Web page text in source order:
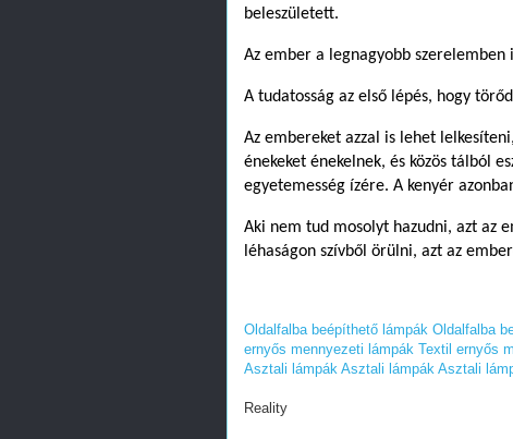
beleszületett.
Az ember a legnagyobb
A tudatosság az első lépés, hogy
Az embereket azzal is lehet
énekeket énekelnek, és közös tálból
egyetemesség ízére. A kenyér
Aki nem tud mosolyt hazudni, azt az
léhaságon szívből örülni, azt az
Oldalfalba beépíthető lámpák Oldalfalba
ernyős mennyezeti lámpák Textil ernyős
Asztali lámpák Asztali lámpák Asztali
Reality